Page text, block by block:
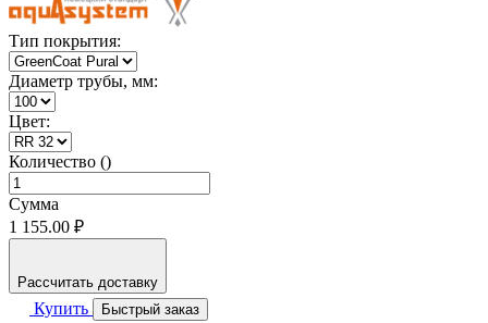
Тип покрытия:
Диаметр трубы, мм:
Цвет:
Количество ()
Сумма
1 155.00 ₽
Рассчитать доставку
Купить Быстрый заказ